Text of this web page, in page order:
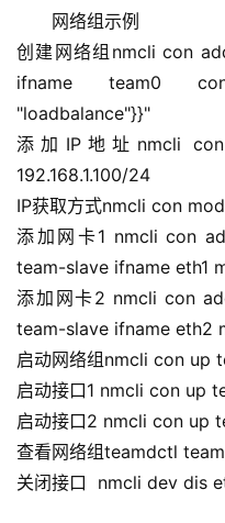
网络组示例
创建网络组nmcli con
ifname team0
"loadbalance"}}"
添加IP地址nmcli con
192.168.1.100/24
IP获取方式nmcli con
添加网卡1 nmcli con
team-slave ifname eth1
添加网卡2 nmcli con
team-slave ifname eth2
启动网络组nmcli con up
启动接口1 nmcli con up
启动接口2 nmcli con up
查看网络组teamdctl
关闭接口  nmcli dev dis